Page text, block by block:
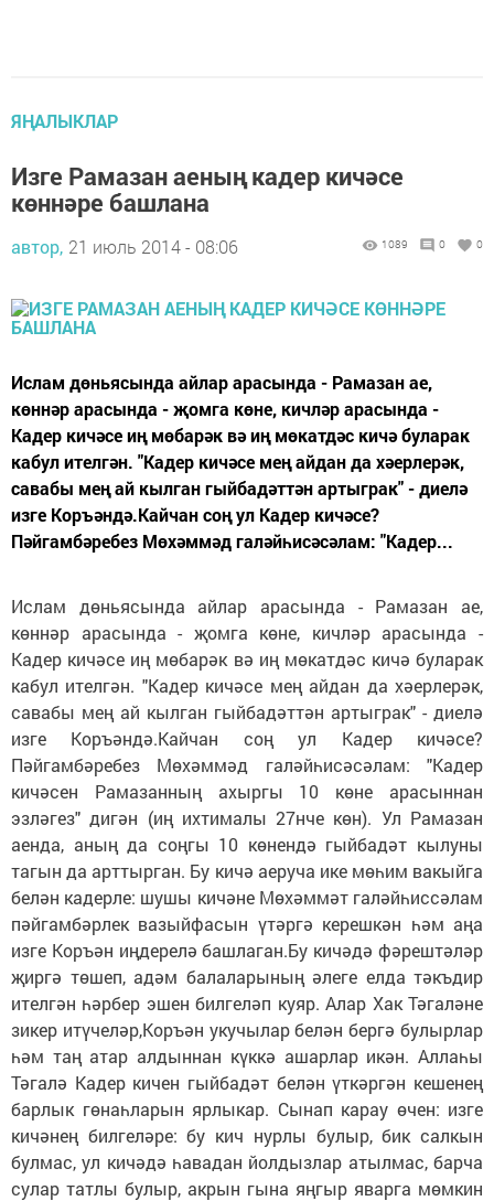
ЯҢАЛЫКЛАР
Изге Рамазан аеның кадер кичәсе
көннәре башлана
автор, 21 июль 2014 - 08:06 1089 0 0
Ислам дөньясында айлар арасында - Рамазан ае,
көннәр арасында - җомга көне, кичләр арасында -
Кадер кичәсе иң мөбарәк вә иң мөкатдәс кичә буларак
кабул ителгән. "Кадер кичәсе мең айдан да хәерлерәк,
савабы мең ай кылган гыйбадәттән артыграк" - диелә
изге Коръәндә.Кайчан соң ул Кадер кичәсе?
Пәйгамбәребез Мөхәммәд галәйһисәсәлам: "Кадер...
Ислам дөньясында айлар арасында - Рамазан ае,
көннәр арасында - җомга көне, кичләр арасында -
Кадер кичәсе иң мөбарәк вә иң мөкатдәс кичә буларак
кабул ителгән. "Кадер кичәсе мең айдан да хәерлерәк,
савабы мең ай кылган гыйбадәттән артыграк" - диелә
изге Коръәндә.Кайчан соң ул Кадер кичәсе?
Пәйгамбәребез Мөхәммәд галәйһисәсәлам: "Кадер
кичәсен Рамазанның ахыргы 10 көне арасыннан
эзләгез" дигән (иң ихтималы 27нче көн). Ул Рамазан
аенда, аның да соңгы 10 көнендә гыйбадәт кылуны
тагын да арттырган. Бу кичә аеруча ике мөһим вакыйга
белән кадерле: шушы кичәне Мөхәммәт галәйһиссәлам
пәйгамбәрлек вазыйфасын үтәргә керешкән һәм аңа
изге Коръән иңдерелә башлаган.Бу кичәдә фәрештәләр
җиргә төшеп, адәм балаларының әлеге елда тәкъдир
ителгән һәрбер эшен билгеләп куяр. Алар Хак Тәгаләне
зикер итүчеләр,Коръән укучылар белән бергә булырлар
һәм таң атар алдыннан күккә ашарлар икән. Аллаһы
Тәгалә Кадер кичен гыйбадәт белән үткәргән кешенең
барлык гөнаһларын ярлыкар. Сынап карау өчен: изге
кичәнең билгеләре: бу кич нурлы булыр, бик салкын
булмас, ул кичәдә һавадан йолдызлар атылмас, барча
сулар татлы булыр, акрын гына яңгыр яварга мөмкин